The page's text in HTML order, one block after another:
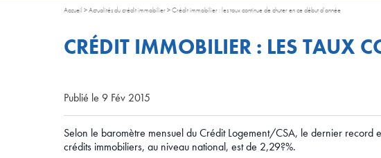
Accueil >Actualités du crédit immobilier>Crédit immobilier : les taux continue de chuter en ce début d’année
CRÉDIT IMMOBILIER : LES TAUX
Publié le 9 Fév 2015
Selon le baromètre mensuel du Crédit Logement/CSA, le dernier record
crédits immobiliers, au niveau national, est de 2,29?%.